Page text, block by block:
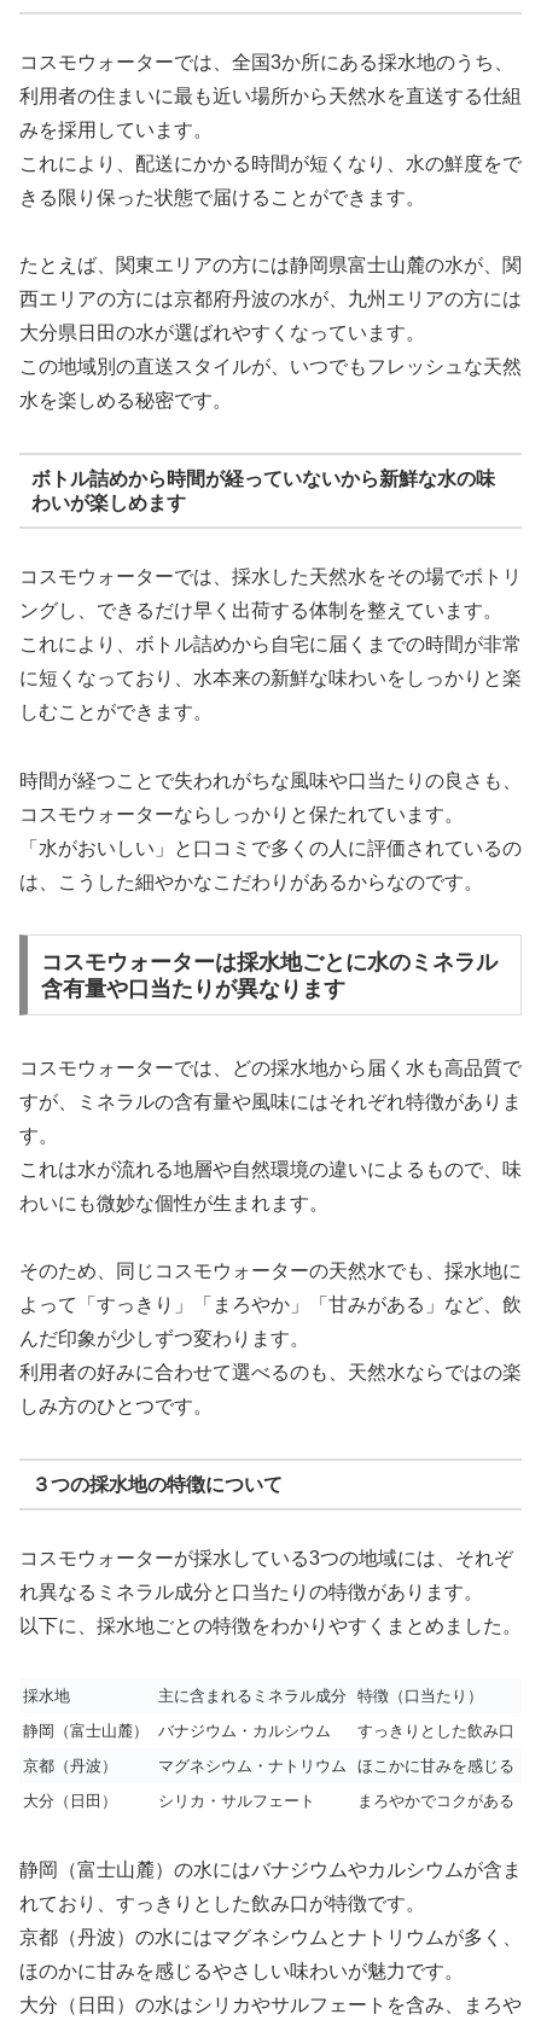
コスモウォーターでは、全国3か所にある採水地のうち、
利用者の住まいに最も近い場所から天然水を直送する仕組
みを採用しています。
これにより、配送にかかる時間が短くなり、水の鮮度をで
きる限り保った状態で届けることができます。
たとえば、関東エリアの方には静岡県富士山麓の水が、関
西エリアの方には京都府丹波の水が、九州エリアの方には
大分県日田の水が選ばれやすくなっています。
この地域別の直送スタイルが、いつでもフレッシュな天然
水を楽しめる秘密です。
ボトル詰めから時間が経っていないから新鮮な水の味
わいが楽しめます
コスモウォーターでは、採水した天然水をその場でボトリ
ングし、できるだけ早く出荷する体制を整えています。
これにより、ボトル詰めから自宅に届くまでの時間が非常
に短くなっており、水本来の新鮮な味わいをしっかりと楽
しむことができます。
時間が経つことで失われがちな風味や口当たりの良さも、
コスモウォーターならしっかりと保たれています。
「水がおいしい」と口コミで多くの人に評価されているの
は、こうした細やかなこだわりがあるからなのです。
コスモウォーターは採水地ごとに水のミネラル
含有量や口当たりが異なります
コスモウォーターでは、どの採水地から届く水も高品質で
すが、ミネラルの含有量や風味にはそれぞれ特徴がありま
す。
これは水が流れる地層や自然環境の違いによるもので、味
わいにも微妙な個性が生まれます。
そのため、同じコスモウォーターの天然水でも、採水地に
よって「すっきり」「まろやか」「甘みがある」など、飲
んだ印象が少しずつ変わります。
利用者の好みに合わせて選べるのも、天然水ならではの楽
しみ方のひとつです。
３つの採水地の特徴について
コスモウォーターが採水している3つの地域には、それぞ
れ異なるミネラル成分と口当たりの特徴があります。
以下に、採水地ごとの特徴をわかりやすくまとめました。
採水地 主に含まれるミネラル成分
特徴（口当たり）
静岡（富士山麓）
バナジウム・カルシウム
すっきりとした飲み口
京都（丹波）
マグネシウム・ナトリウム
ほこかに甘みを感じる
大分（日田）
シリカ・サルフェート まろやかでコクがある
静岡（富士山麓）の水にはバナジウムやカルシウムが含ま
れており、すっきりとした飲み口が特徴です。
京都（丹波）の水にはマグネシウムとナトリウムが多く、
ほのかに甘みを感じるやさしい味わいが魅力です。
大分（日田）の水はシリカやサルフェートを含み、まろや